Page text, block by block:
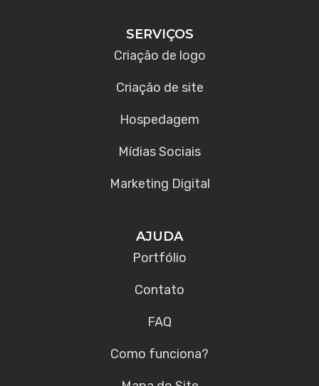
SERVIÇOS
Criação de logo
Criação de site
Hospedagem
Mídias Sociais
Marketing Digital
AJUDA
Portfólio
Contato
FAQ
Como funciona?